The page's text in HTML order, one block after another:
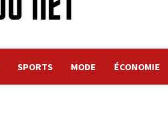
SPORTS MODE ÉCONOMIE